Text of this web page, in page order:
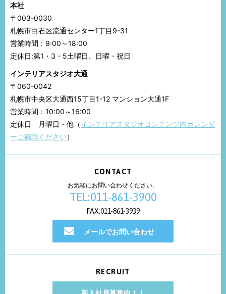
本社
〒003-0030
札幌市白石区流通センター1丁目9-31
営業時間：9:00～18:00
定休日:第1・3・5土曜日、日曜・祝日
インテリアスタジオ大通
〒060-0042
札幌市中央区大通西15丁目1-12 マンション大通1F
営業時間：10:00～16:00
定休日 月曜日・他（インテリアスタジオコンテンツ内カレンダ
ーご確認ください）
CONTACT
お気軽にお問い合わせください。
TEL:011-861-3900
FAX:011-861-3939
メールでお問い合わせ
RECRUIT